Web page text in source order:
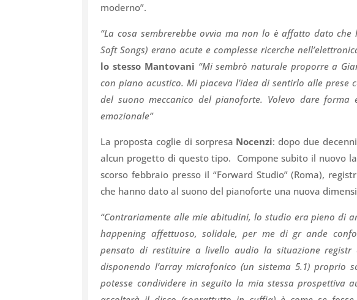
moderno”.
“La cosa sembrerebbe ovvia ma non lo è affatto dato
Soft Songs) erano acute e complesse ricerche
lo stesso Mantovani “Mi sembrò naturale proporre a
con piano acustico. Mi piaceva l’idea di sentirlo alle prese
del suono meccanico del pianoforte. Volevo dare
emozionale”
La proposta coglie di sorpresa Nocenzi: dopo due
alcun progetto di questo tipo. Compone subito il nuovo
scorso febbraio presso il “Forward Studio” (Roma),
che hanno dato al suono del pianoforte una nuova
“Contrariamente alle mie abitudini, lo studio era pieno di
happening affettuoso, solidale, per me di gr ande
pensato di restituire a livello audio la situazione
disponendo l’array microfonico (un sistema 5.1) proprio
potesse condividere in seguito la mia stessa prospettiva